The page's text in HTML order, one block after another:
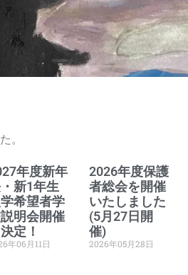
。
年度新年
新1年生
希望者学
明会開催
定！
年06月11日
2026年度保護
者総会を開催
いたしました
(5月27日開
催)
2026年05月28日